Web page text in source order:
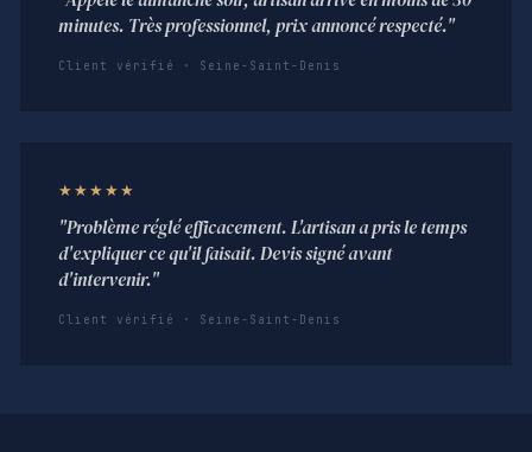
minutes. Très professionnel, prix annoncé respecté."
Client vérifié · Seine-Saint-Denis
★★★★★
"Problème réglé efficacement. L'artisan a pris le temps
d'expliquer ce qu'il faisait. Devis signé avant
d'intervenir."
Client vérifié · Seine-Saint-Denis